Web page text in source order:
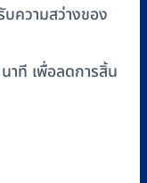
ความสว่างของ
าที เพื่อลดการสิ้น